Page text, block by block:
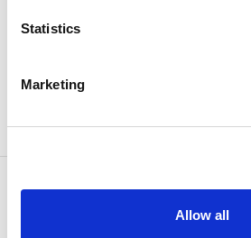
Statistics
Marketing
Allow all
Transfers